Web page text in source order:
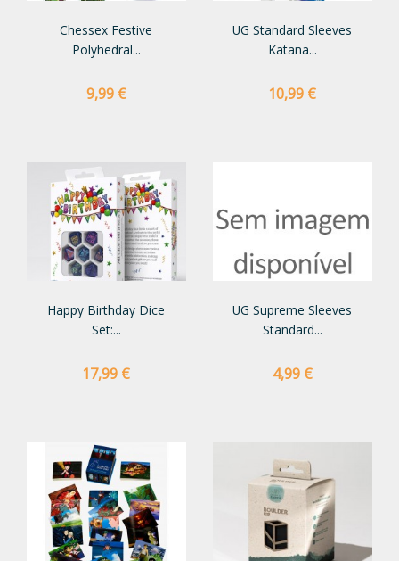
Chessex Festive
Polyhedral...
Preço
9,99 €
UG Standard Sleeves
Katana...
Preço
10,99 €
Happy Birthday Dice
Set:...
Preço
17,99 €
UG Supreme Sleeves
Standard...
Preço
4,99 €